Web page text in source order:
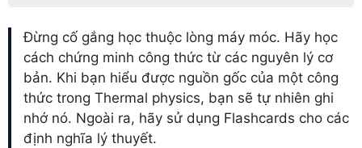
Đừng cố gắng học thuộc lòng máy móc. Hãy học
cách chứng minh công thức từ các nguyên lý cơ
bản. Khi bạn hiểu được nguồn gốc của một công
thức trong Thermal physics, bạn sẽ tự nhiên ghi
nhớ nó. Ngoài ra, hãy sử dụng Flashcards cho các
định nghĩa lý thuyết.